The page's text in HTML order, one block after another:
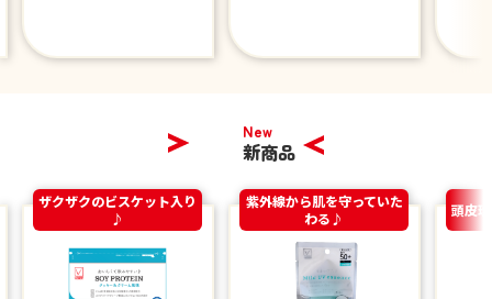
New
新商品
ザクザクのビスケット入り
♪
紫外線から肌を守っていた
わる♪
頭皮